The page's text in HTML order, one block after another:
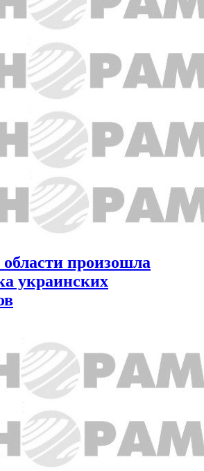
произошла
украинских